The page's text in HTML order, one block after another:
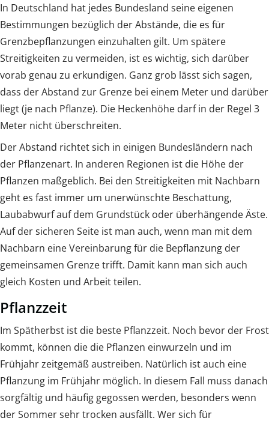
In Deutschland hat jedes Bundesland seine eigenen
Bestimmungen bezüglich der Abstände, die es für
Grenzbepflanzungen einzuhalten gilt. Um spätere
Streitigkeiten zu vermeiden, ist es wichtig, sich darüber
vorab genau zu erkundigen. Ganz grob lässt sich sagen,
dass der Abstand zur Grenze bei einem Meter und darüber
liegt (je nach Pflanze). Die Heckenhöhe darf in der Regel 3
Meter nicht überschreiten.
Der Abstand richtet sich in einigen Bundesländern nach
der Pflanzenart. In anderen Regionen ist die Höhe der
Pflanzen maßgeblich. Bei den Streitigkeiten mit Nachbarn
geht es fast immer um unerwünschte Beschattung,
Laubabwurf auf dem Grundstück oder überhängende Äste.
Auf der sicheren Seite ist man auch, wenn man mit dem
Nachbarn eine Vereinbarung für die Bepflanzung der
gemeinsamen Grenze trifft. Damit kann man sich auch
gleich Kosten und Arbeit teilen.
Pflanzzeit
Im Spätherbst ist die beste Pflanzzeit. Noch bevor der Frost
kommt, können die die Pflanzen einwurzeln und im
Frühjahr zeitgemäß austreiben. Natürlich ist auch eine
Pflanzung im Frühjahr möglich. In diesem Fall muss danach
sorgfältig und häufig gegossen werden, besonders wenn
der Sommer sehr trocken ausfällt. Wer sich für